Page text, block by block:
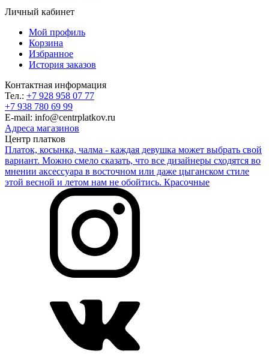
Личный кабинет
Мой профиль
Корзина
Избранное
История заказов
Контактная информация
Тел.: +7 928 958 07 77
+7 938 780 69 99
E-mail: info@centrplatkov.ru
Адреса магазинов
Центр платков
Платок, косынка, чалма - каждая девушка может выбрать свой
вариант. Можно смело сказать, что все дизайнеры сходятся во
мнении аксессуара в восточном или даже цыганском стиле
этой весной и летом нам не обойтись. Красочные